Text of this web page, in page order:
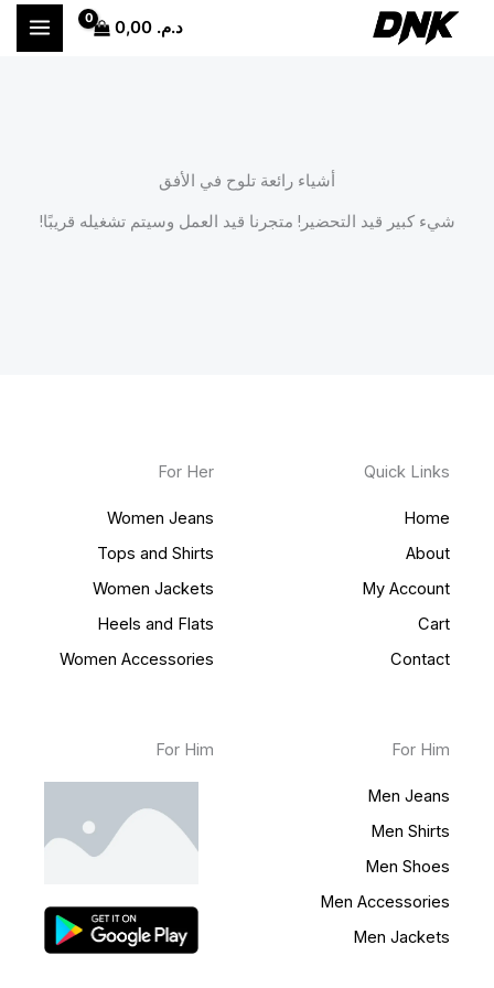
تخطي
د.م.
أشياء رائعة تلوح في الأفق
شيء كبير قيد التحضير! متجرنا قيد العمل وسيتم تشغيله قريبًا!
Quick Links
Home
About
My Account
Cart
Contact
For Her
Women Jeans
Tops and Shirts
Women Jackets
Heels and Flats
Women Accessories
For Him
Men Jeans
Men Shirts
Men Shoes
Men Accessories
Men Jackets
For Him